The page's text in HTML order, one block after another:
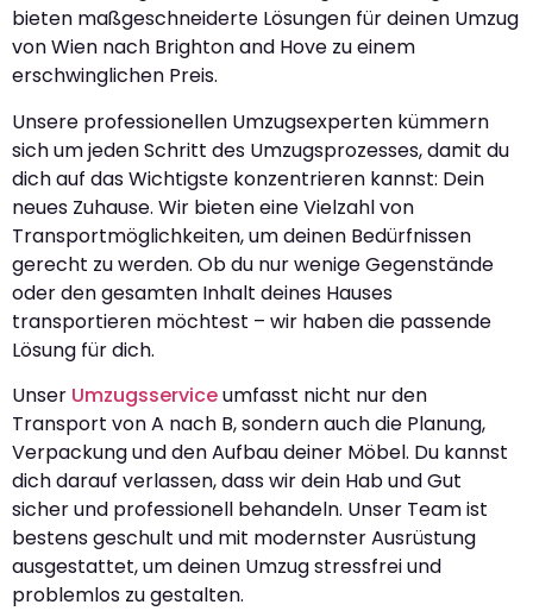
bieten maßgeschneiderte Lösungen für deinen Umzug
von Wien nach Brighton and Hove zu einem
erschwinglichen Preis.
Unsere professionellen Umzugsexperten kümmern
sich um jeden Schritt des Umzugsprozesses, damit du
dich auf das Wichtigste konzentrieren kannst: Dein
neues Zuhause. Wir bieten eine Vielzahl von
Transportmöglichkeiten, um deinen Bedürfnissen
gerecht zu werden. Ob du nur wenige Gegenstände
oder den gesamten Inhalt deines Hauses
transportieren möchtest – wir haben die passende
Lösung für dich.
Unser Umzugsserviceumfasst nicht nur den
Transport von A nach B, sondern auch die Planung,
Verpackung und den Aufbau deiner Möbel. Du kannst
dich darauf verlassen, dass wir dein Hab und Gut
sicher und professionell behandeln. Unser Team ist
bestens geschult und mit modernster Ausrüstung
ausgestattet, um deinen Umzug stressfrei und
problemlos zu gestalten.